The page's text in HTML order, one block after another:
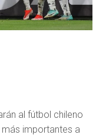
al fútbol chileno
importantes a